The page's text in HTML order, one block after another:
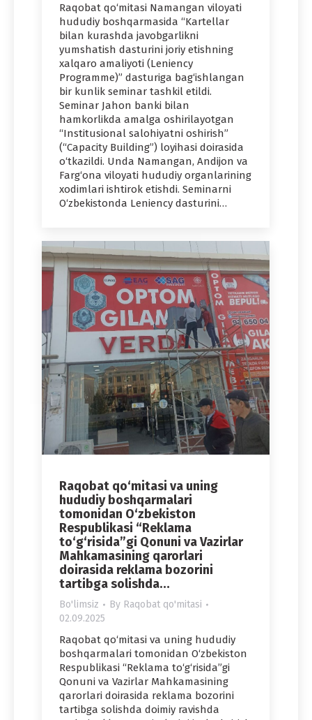
Raqobat qo‘mitasi Namangan viloyati
hududiy boshqarmasida “Kartellar
bilan kurashda javobgarlikni
yumshatish dasturini joriy etishning
xalqaro amaliyoti (Leniency
Programme)” dasturiga bag‘ishlangan
bir kunlik seminar tashkil etildi.
Seminar Jahon banki bilan
hamkorlikda amalga oshirilayotgan
“Institusional salohiyatni oshirish”
(“Capacity Building”) loyihasi doirasida
o‘tkazildi. Unda Namangan, Andijon va
Farg‘ona viloyati hududiy organlarining
xodimlari ishtirok etishdi. Seminarni
O‘zbekistonda Leniency dasturini…
Raqobat qo‘mitasi va uning
hududiy boshqarmalari
tomonidan O‘zbekiston
Respublikasi “Reklama
to‘g‘risida”gi Qonuni va Vazirlar
Mahkamasining qarorlari
doirasida reklama bozorini
tartibga solishda…
Bo'limsiz By Raqobat qo'mitasi
02.09.2025
Raqobat qo‘mitasi va uning hududiy
boshqarmalari tomonidan O‘zbekiston
Respublikasi “Reklama to‘g‘risida”gi
Qonuni va Vazirlar Mahkamasining
qarorlari doirasida reklama bozorini
tartibga solishda doimiy ravishda